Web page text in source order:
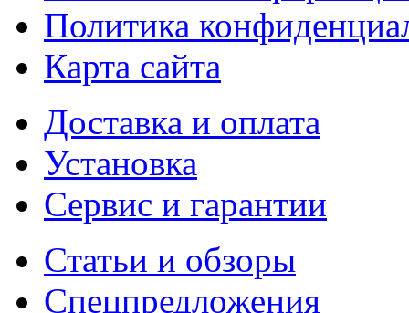
Политика
Карта сайта
Доставка и оплата
Установка
Сервис и гарантии
Статьи и обзоры
Спецпредложения